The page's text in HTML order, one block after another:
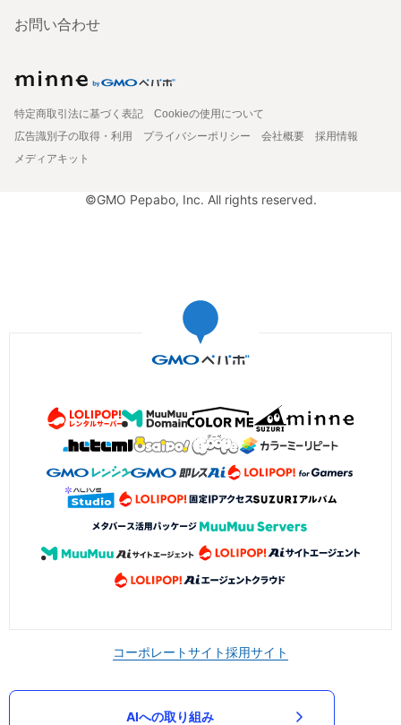
お問い合わせ
特定商取引法に基づく表記
Cookieの使用について
広告識別子の取得・利用
プライバシーポリシー 会社概要
採用情報
メディアキット
©GMO Pepabo, Inc. All rights reserved.
コーポレートサイト採用サイト
AIへの取り組み